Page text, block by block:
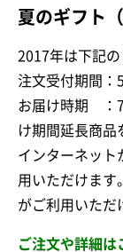
夏のギフト
2017年は下記の
注文受付期間：
お届け時期 ：
け期間延長商品
インターネット
用いただけます
がご利用いただ
ご注文や詳細は